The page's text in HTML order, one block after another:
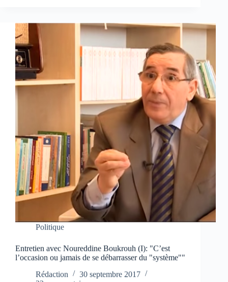
Politique
Entretien avec Noureddine Boukrouh (I): "C’est
l’occasion ou jamais de se débarrasser du "système""
Rédaction
30 septembre 2017